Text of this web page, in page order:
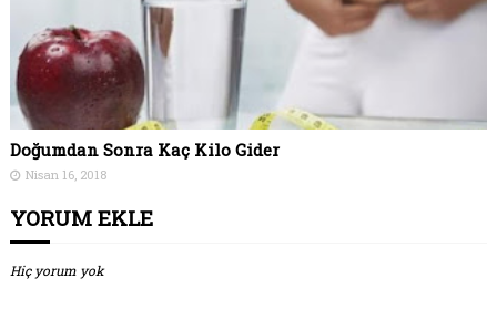
Doğumdan Sonra Kaç Kilo Gider
Nisan 16, 2018
YORUM EKLE
Hiç yorum yok